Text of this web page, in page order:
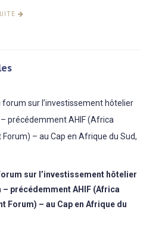
sur l’investissement hôtelier
– précédemment AHIF (Africa
Forum) – au Cap en Afrique du